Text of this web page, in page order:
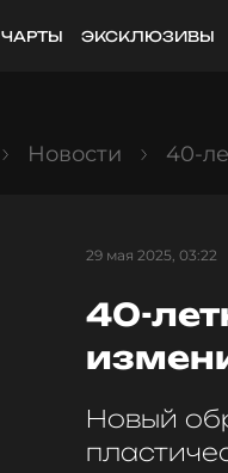
ЧАРТЫ ЭКСКЛЮЗИВЫ
Новости 40-
29 мая 2025, 03:22
40-
Новый